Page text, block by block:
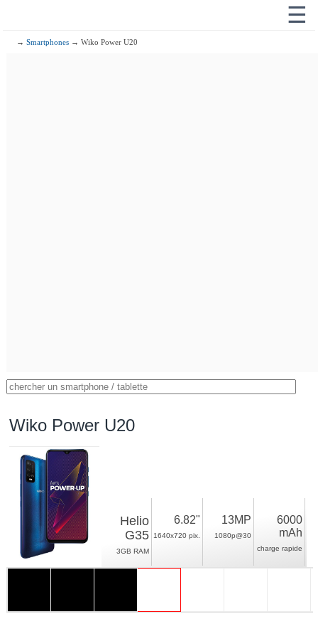
☰
→Smartphones → Wiko Power U20
Wiko Power U20
Helio
G35
3GB RAM
6.82"
1640x720 pix.
13MP
1080p@30
6000
mAh
charge rapide